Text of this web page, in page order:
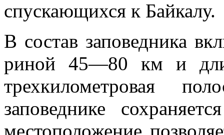
спускающихся к Байкалу.
В состав запо­ведника
риной 45—80 км и
трехкилометровая
заповеднике
местоположе­ние